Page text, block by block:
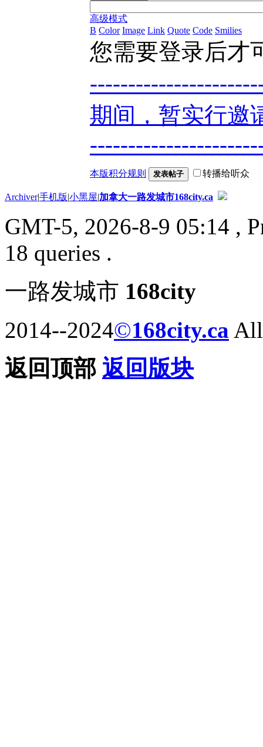
高级模式
B Color Image Link Quote Code Smilies
您需要登录后才
期间，暂实行
本版积分规则 发表帖子 转播给听众
Archiver|手机版|小黑屋|加拿大一路发城市168city.ca
GMT-5, 2026-8-9 05:14 ,
18 queries .
一路发城市 168city
2014--2024©168city.ca All
返回顶部 返回版块